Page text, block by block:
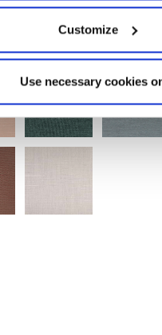
Customize
Use necessary cookies
GREY SAND
FLANELLE ACQUA